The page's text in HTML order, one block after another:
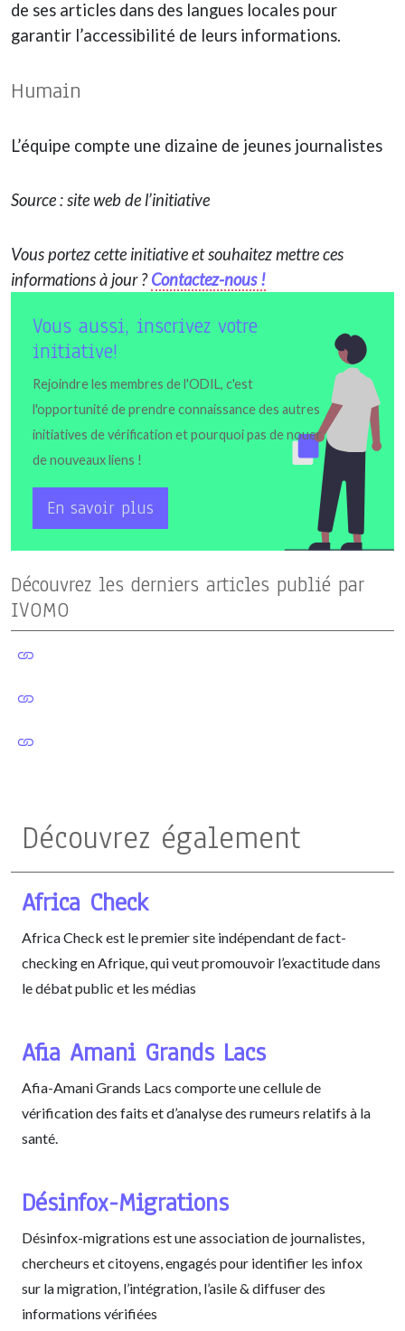
de ses articles dans des langues locales pour
garantir l’accessibilité de leurs informations.
Humain
L’équipe compte une dizaine de jeunes journalistes
Source : site web de l’initiative
Vous portez cette initiative et souhaitez mettre ces
informations à jour ?Contactez-nous !
Vous aussi, inscrivez votre
initiative!
Rejoindre les membres de l'ODIL, c'est
l'opportunité de prendre connaissance des autres
initiatives de vérification et pourquoi pas de nouer
de nouveaux liens !
En savoir plus
Découvrez les derniers articles publié par
IVOMO
Découvrez également
Africa Check
Africa Check est le premier site indépendant de fact-
checking en Afrique, qui veut promouvoir l’exactitude dans
le débat public et les médias
Afia Amani Grands Lacs
Afia-Amani Grands Lacs comporte une cellule de
vérification des faits et d’analyse des rumeurs relatifs à la
santé.
Désinfox-Migrations
Désinfox-migrations est une association de journalistes,
chercheurs et citoyens, engagés pour identifier les infox
sur la migration, l’intégration, l’asile & diffuser des
informations vérifiées